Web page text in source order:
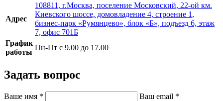
Адрес
108811, г.Москва, поселение Московский, 22-ой км.
Киевского шоссе, домовладение 4, строение 1,
бизнес-парк «Румянцево», блок «Б», подъезд 6, этаж
7, офис 701Б
График
работы
Пн-Пт с 9.00 до 17.00
Задать вопрос
Ваше имя * Ваш email *